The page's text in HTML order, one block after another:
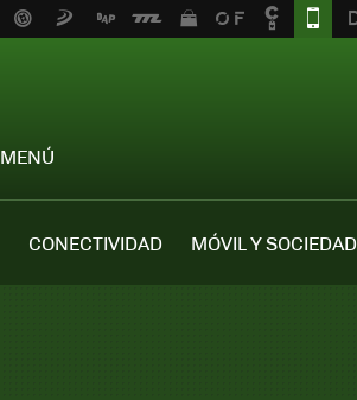
MENÚ
CONECTIVIDAD MÓVIL Y SOCIEDAD